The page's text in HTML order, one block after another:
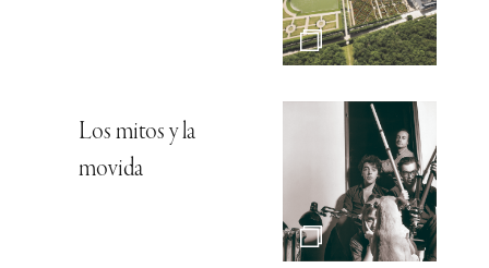
Los mitos y la
movida